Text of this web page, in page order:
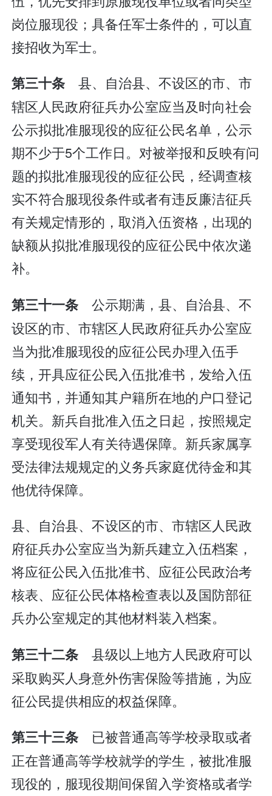
岗位服现役；具备任军士条件的，可以直
接招收为军士。
第三十条 县、自治县、不设区的市、市
辖区人民政府征兵办公室应当及时向社会
公示拟批准服现役的应征公民名单，公示
期不少于5个工作日。对被举报和反映有问
题的拟批准服现役的应征公民，经调查核
实不符合服现役条件或者有违反廉洁征兵
有关规定情形的，取消入伍资格，出现的
缺额从拟批准服现役的应征公民中依次递
补。
第三十一条 公示期满，县、自治县、不
设区的市、市辖区人民政府征兵办公室应
当为批准服现役的应征公民办理入伍手
续，开具应征公民入伍批准书，发给入伍
通知书，并通知其户籍所在地的户口登记
机关。新兵自批准入伍之日起，按照规定
享受现役军人有关待遇保障。新兵家属享
受法律法规规定的义务兵家庭优待金和其
他优待保障。
县、自治县、不设区的市、市辖区人民政
府征兵办公室应当为新兵建立入伍档案，
将应征公民入伍批准书、应征公民政治考
核表、应征公民体格检查表以及国防部征
兵办公室规定的其他材料装入档案。
第三十二条 县级以上地方人民政府可以
采取购买人身意外伤害保险等措施，为应
征公民提供相应的权益保障。
第三十三条 已被普通高等学校录取或者
正在普通高等学校就学的学生，被批准服
现役的，服现役期间保留入学资格或者学